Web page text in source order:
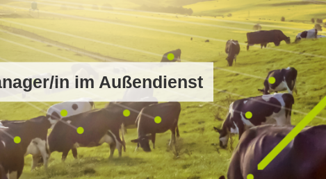
in im Außendienst